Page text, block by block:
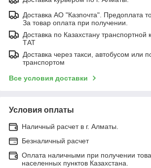
Доставка АО "Казпочта". Предоплата
За товар оплата при получении.
Доставка по Казахстану
ТАТ
Доставка через такси, автобусом или
транспортом
Все условия доставки
Условия оплаты
Наличный расчет в г. Алматы.
Безналичный расчет
Оплата наличными при получении
населенных пунктов Казахстана.